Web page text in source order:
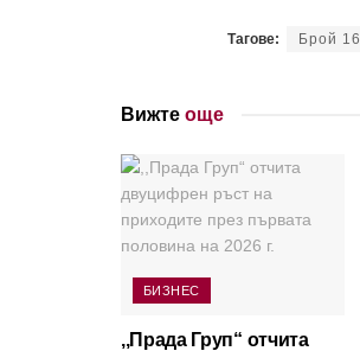
Тагове: Брой 16
Вижте още
БИЗНЕС
,,Прада Груп“ отчита